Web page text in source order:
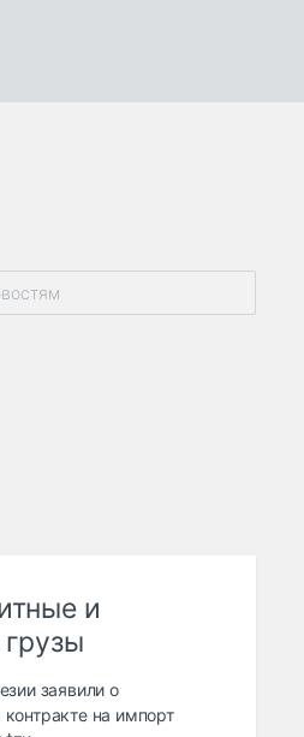
и
заявили о
на импорт